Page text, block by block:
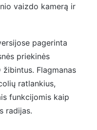
vaizdo kamerą ir
pagerinta
priekinės
Flagmanas
ratlankius,
funkcijomis kaip
radijas.